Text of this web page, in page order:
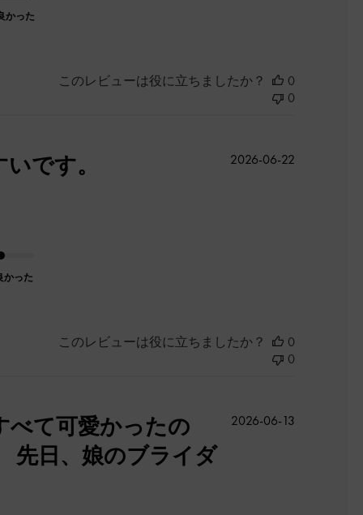
かった
このレビューは役に立ちましたか？
0
0
です。
かった
公
2026-06-22
このレビューは役に立ちましたか？
0
0
べて可愛かったの
先日、娘のブライダ
公
2026-06-13